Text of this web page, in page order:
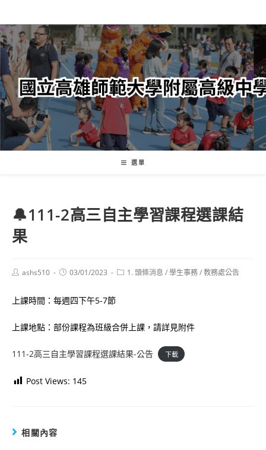
轉
至
主
內
容
選單
🔔111-2高三自主學習課程選課結
果
Postashs510
Post03/01/2023
Post1. 頭條消息 /學生事務/教務處公告
上課時間：每週四下午5-7節
上課地點：部份課程為班級合併上課，請詳見附件
111-2高三自主學習課程選課結果-公告 下載
Post Views: 145
相關內容